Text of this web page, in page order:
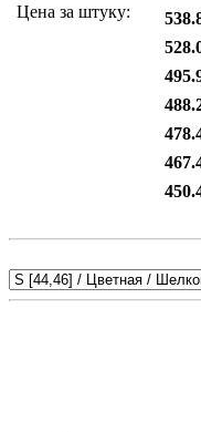
Цена за штуку: